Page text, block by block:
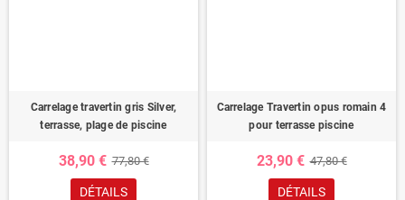
Carrelage travertin gris Silver,
terrasse, plage de piscine
38,90 € 77,80 €
DÉTAILS
Carrelage Travertin opus romain 4
pour terrasse piscine
23,90 € 47,80 €
DÉTAILS